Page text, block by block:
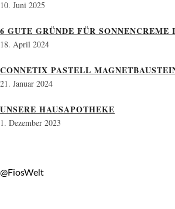
10. Juni 2025
6 GUTE GRÜNDE FÜR SONNENCREME
18. April 2024
CONNETIX PASTELL
21. Januar 2024
UNSERE HAUSAPOTHEKE
1. Dezember 2023
@FiosWelt